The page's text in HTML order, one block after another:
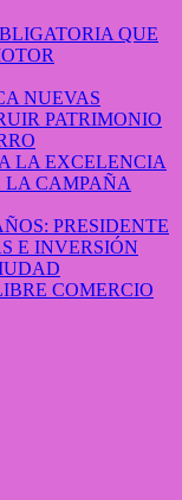
QUE
NUEVAS
PATRIMONIO
LA EXCELENCIA
LA CAMPAÑA
PRESIDENTE
E INVERSIÓN
COMERCIO